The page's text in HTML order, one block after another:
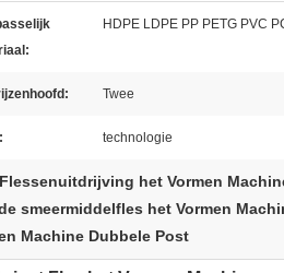
HDPE LDPE PP PETG PVC
Twee
technologie
het Vormen
smeermiddelfles het Vormen
Machine Dubbele Post